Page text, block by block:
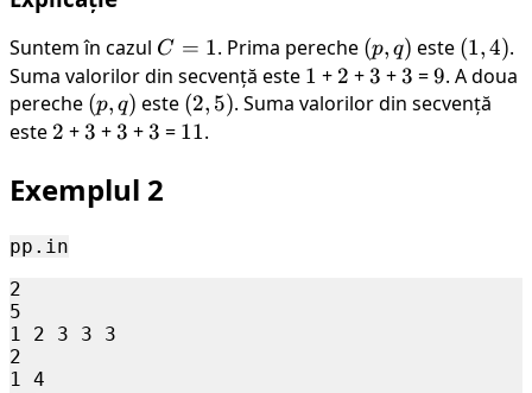
Suntem în cazul C
=
1
C = 1. Prima pereche (p,
q)
(p, q) este (1,
4)
(1,4).
Suma valorilor din secvență este 1
1 + 2
2 +3
3 +3
3 =9
9. A doua
pereche (p,
q)
(p, q) este (2,
5)
(2, 5). Suma valorilor din secvență
este 2
2 +3
3 +3
3 +3
3 = 11
11.
Exemplul 2
pp.in
2
5
1 2 3 3 3
2
1 4